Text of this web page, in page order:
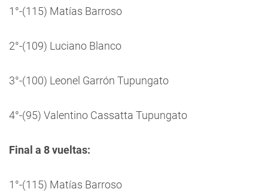
1°-(115) Matías Barroso
2°-(109) Luciano Blanco
3°-(100) Leonel Garrón Tupungato
4°-(95) Valentino Cassatta Tupungato
Final a 8 vueltas:
1°-(115) Matías Barroso